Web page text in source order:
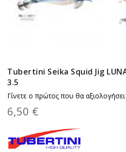
Tubertini Seika Squid Jig
3.5
Γίνετε ο πρώτος που θα
6,50 €